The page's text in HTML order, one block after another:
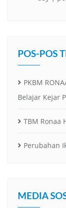
POS-POS
PKBM
Belajar Kejar
TBM Ronaa
Perubahan
MEDIA